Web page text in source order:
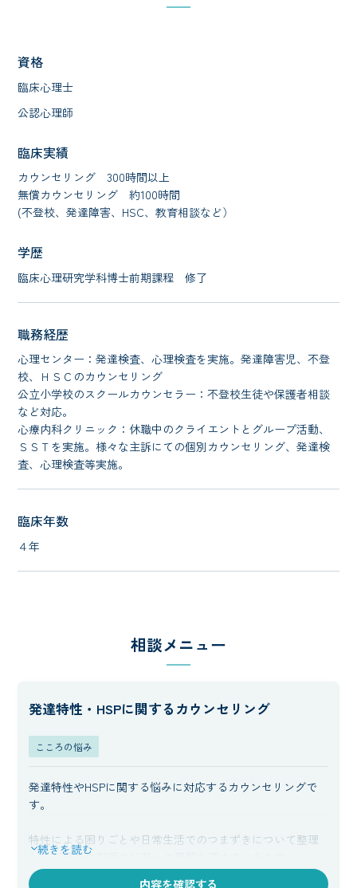
資格
臨床心理士
公認心理師
臨床実績
カウンセリング 300時間以上
無償カウンセリング 約100時間
(不登校、発達障害、HSC、教育相談など）
学歴
臨床心理研究学科博士前期課程 修了
職務経歴
心理センター：発達検査、心理検査を実施。発達障害児、不登
校、ＨＳＣのカウンセリング
公立小学校のスクールカウンセラー：不登校生徒や保護者相談
など対応。
心療内科クリニック：休職中のクライエントとグループ活動、
ＳＳＴを実施。様々な主訴にての個別カウンセリング、発達検
査、心理検査等実施。
臨床年数
４年
相談メニュー
発達特性・HSPに関するカウンセリング
こころの悩み
発達特性やHSPに関する悩みに対応するカウンセリングで
す。
特性による困りごとや日常生活でのつまずきについて整理
し、ご自身や周囲の状況への理解を深めていきます。
続きを読む
内容を確認する